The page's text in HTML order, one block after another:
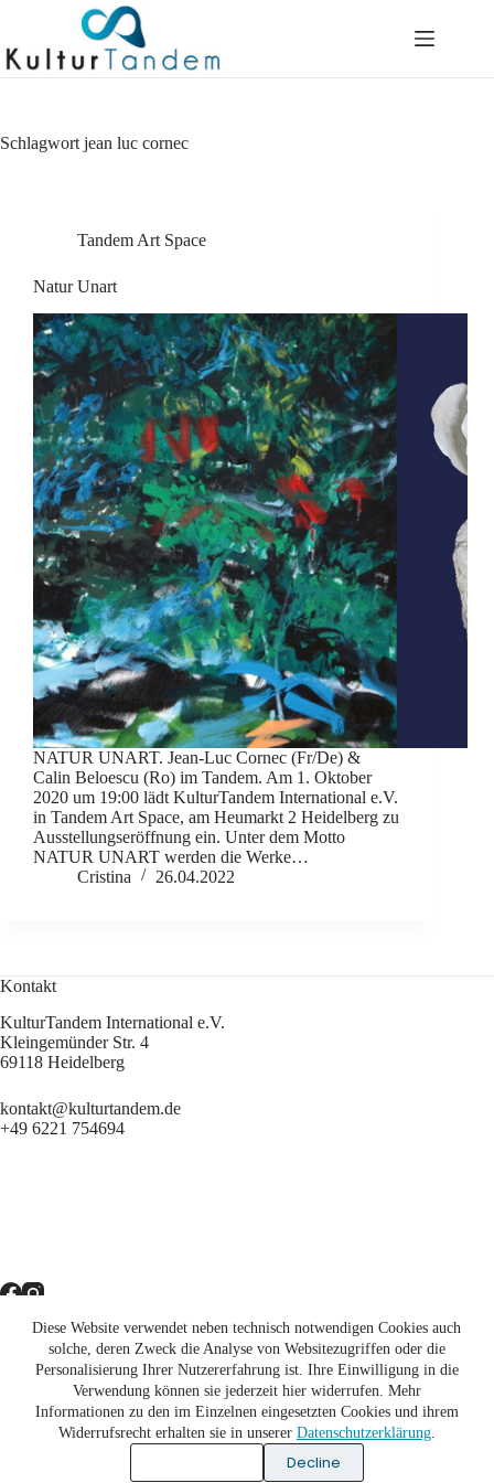
content
Diese Website verwendet neben technisch notwendigen Cookies auch
solche, deren Zweck die Analyse von Websitezugriffen oder die
Personalisierung Ihrer Nutzererfahrung ist. Ihre Einwilligung in die
Verwendung können sie jederzeit hier widerrufen. Mehr
Informationen zu den im Einzelnen eingesetzten Cookies und ihrem
Widerrufsrecht erhalten sie in unserer Datenschutzerklärung.
Decline
Schlagwort jean luc cornec
Tandem Art Space
Natur Unart
NATUR UNART. Jean-Luc Cornec (Fr/De) &
Calin Beloescu (Ro) im Tandem. Am 1. Oktober
2020 um 19:00 lädt KulturTandem International e.V.
in Tandem Art Space, am Heumarkt 2 Heidelberg zu
Ausstellungseröffnung ein. Unter dem Motto
NATUR UNART werden die Werke…
Cristina
26.04.2022
Kontakt
KulturTandem International e.V.
Kleingemünder Str. 4
69118 Heidelberg
kontakt@kulturtandem.de
+49 6221 754694
Newsletter
Unterstützen
Impressum